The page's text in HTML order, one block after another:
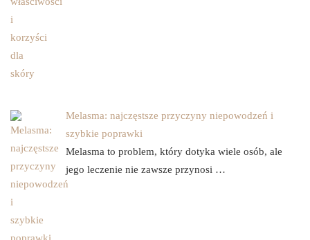
Melasma: najczęstsze przyczyny niepowodzeń i
szybkie poprawki
Melasma to problem, który dotyka wiele osób, ale
jego leczenie nie zawsze przynosi …